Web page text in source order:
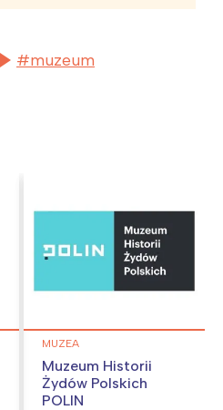
muzeum
MUZEA
Muzeum Historii
Żydów Polskich
POLIN